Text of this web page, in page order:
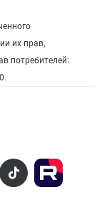
их прав,
потребителей: